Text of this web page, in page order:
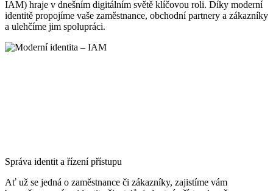
IAM) hraje v dnešním digitálním světě klíčovou roli. Díky moderní
identitě propojíme vaše zaměstnance, obchodní partnery a zákazníky
a ulehčíme jim spolupráci.
Správa identit a řízení přístupu
Ať už se jedná o zaměstnance či zákazníky, zajistíme vám